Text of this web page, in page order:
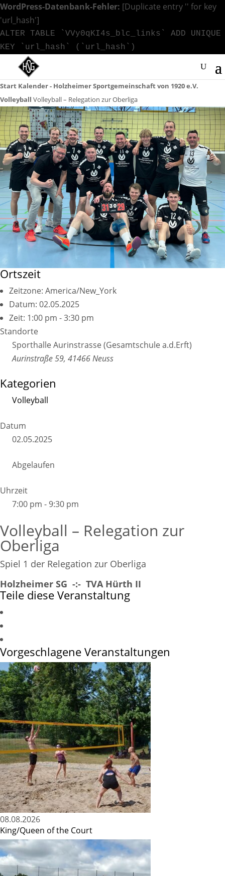
WordPress-Datenbank-Fehler: [Duplicate entry '' for key
'url_hash']
ALTER TABLE `VVy0qKI4s_blc_links` ADD UNIQUE
KEY `url_hash` (`url_hash`)
Start Kalender - Holzheimer Sportgemeinschaft von 1920 e.V.
Volleyball Volleyball – Relegation zur Oberliga
Ortszeit
Zeitzone: America/New_York
Datum: 02.05.2025
Zeit: 1:00 pm - 3:30 pm
Standorte
Sporthalle Aurinstrasse (Gesamtschule a.d.Erft)
Aurinstraße 59, 41466 Neuss
Kategorien
Volleyball
Datum
02.05.2025
Abgelaufen
Uhrzeit
7:00 pm - 9:30 pm
Volleyball – Relegation zur
Oberliga
Spiel 1 der Relegation zur Oberliga
Holzheimer SG -:- TVA Hürth II
Teile diese Veranstaltung
Vorgeschlagene Veranstaltungen
08.08.2026
King/Queen of the Court